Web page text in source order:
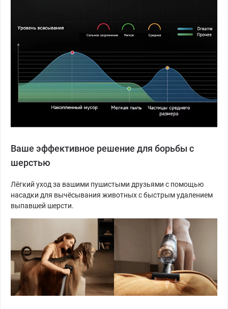
Ваше эффективное решение для борьбы с
шерстью
Лёгкий уход за вашими пушистыми друзьями с помощью
насадки для вычёсывания животных с быстрым удалением
выпавшей шерсти.